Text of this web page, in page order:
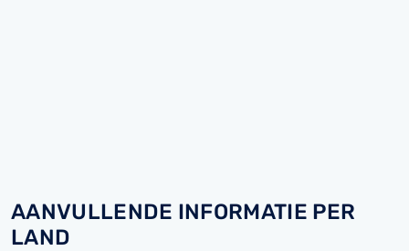
AANVULLENDE INFORMATIE PER
LAND